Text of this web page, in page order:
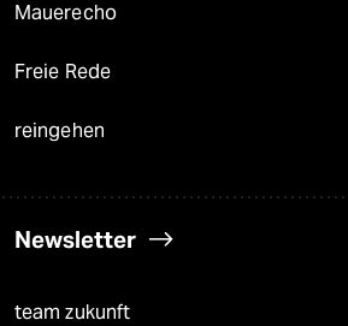
Mauerecho
Freie Rede
reingehen
Newsletter
team zukunft